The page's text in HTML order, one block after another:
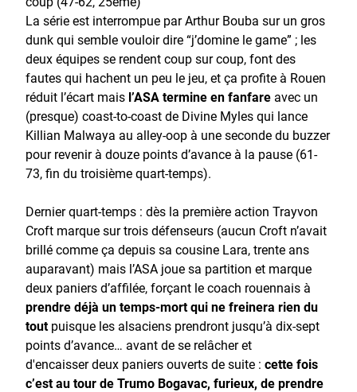
La série est interrompue par Arthur Bouba sur un gros
dunk qui semble vouloir dire “j’domine le game” ; les
deux équipes se rendent coup sur coup, font des
fautes qui hachent un peu le jeu, et ça profite à Rouen
réduit l’écart mais l’ASA termine en fanfare avec un
(presque) coast-to-coast de Divine Myles qui lance
Killian Malwaya au alley-oop à une seconde du buzzer
pour revenir à douze points d’avance à la pause (61-
73, fin du troisième quart-temps).
Dernier quart-temps : dès la première action Trayvon
Croft marque sur trois défenseurs (aucun Croft n’avait
brillé comme ça depuis sa cousine Lara, trente ans
auparavant) mais l’ASA joue sa partition et marque
deux paniers d’affilée, forçant le coach rouennais à
prendre déjà un temps-mort qui ne freinera rien du
toutpuisque les alsaciens prendront jusqu’à dix-sept
points d’avance… avant de se relâcher et
d'encaisser deux paniers ouverts de suite : cette fois
c’est au tour de Trumo Bogavac, furieux, de prendre